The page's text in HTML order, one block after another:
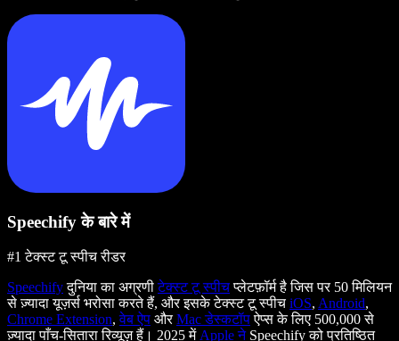
Speechify के बारे में
#1 टेक्स्ट टू स्पीच रीडर
Speechifyदुनिया का अग्रणीटेक्स्ट टू स्पीचप्लेटफ़ॉर्म है जिस पर 50 मिलियन
से ज़्यादा यूज़र्स भरोसा करते हैं, और इसके टेक्स्ट टू स्पीच iOS, Android,
Chrome Extension,वेब ऐप औरMac डेस्कटॉपऐप्स के लिए 500,000 से
ज़्यादा पाँच-सितारा रिव्यूज़ हैं। 2025 में Apple नेSpeechify को प्रतिष्ठित